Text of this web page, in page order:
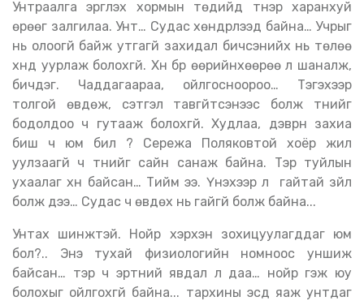
Унтраалга эргүүлэх хормын төдийд түнэр харанхуй
өрөөг залгилаа. Унт… Судас хөндүүрлээд байна… Учрыг
нь олоогүй байж утгагүй захидал бичсэнийх нь төлөө
хүнд уурлаж болохгүй. Хүн бүр өөрийнхөөрөө л шаналж,
бичдэг. Чаддагаараа, ойлгосноороо… Тэгэхээр
толгой өвдөж, сэтгэл тавгүйтсэнээс болж түүнийг
бодолдоо ч гутааж болохгүй. Худлаа, дэврүүн захиа
биш ч юм бил үү? Сережа Поляковтой хоёр жил
уулзаагүй ч түүнийг сайн санаж байна. Тэр туйлын
ухаалаг хүн байсан… Тийм ээ. Үнэхээр л гайтай зүйл
болж дээ… Судас ч өвдөх нь гайгүй болж байна...
Унтах шинжтэй. Нойр хэрхэн зохицуулагддаг юм
бол?.. Энэ тухай физиологийн номноос уншиж
байсан… тэр ч эртний явдал л даа… нойр гэж юу
болохыг ойлгохгүй байна... тархины эсүүд яаж унтдаг